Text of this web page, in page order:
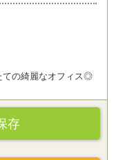
ての綺麗なオフィス◎
存